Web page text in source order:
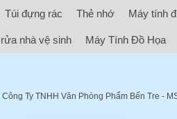
Túi đựng rác Thẻ nhớ Máy tính
nhà vệ sinh Máy Tính Đồ Họa
Công Ty TNHH Văn Phòng Phẩm Bến Tre -